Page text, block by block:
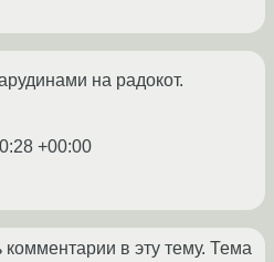
на радокот.
+00:00
в эту тему. Тема